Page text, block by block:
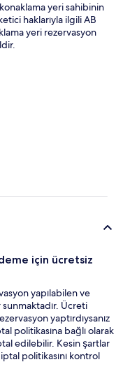
yeri sahibinin
haklarıyla ilgili AB
yeri rezervasyon
için ücretsiz
yapılabilen ve
Ücreti
yaptırdıysanız
politikasına bağlı olarak
edilebilir. Kesin şartlar
politikasını kontrol